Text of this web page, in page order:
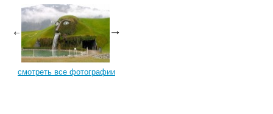
смотреть все фотографии